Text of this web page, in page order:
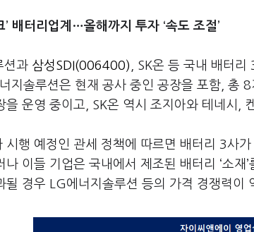
’ 배터리업계…올해까지 투자 ‘속도 조절’
션과 삼성SDI(006400)
, SK온 등 국내 배터
지솔루션은 현재 공사 중인 공장을 포함, 총
을 운영 중이고, SK온 역시 조지아와 테네시,
시행 예정인 관세 정책에 따르면 배터리 3사
나 이들 기업은 국내에서 제조된 배터리 ‘소
될 경우 LG에너지솔루션 등의 가격 경쟁력이